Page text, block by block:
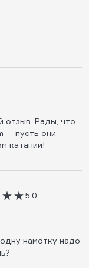
отзыв. Рады, что
— пусть они
катании!
5.0
намотку надо